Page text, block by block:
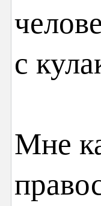
с
Мне